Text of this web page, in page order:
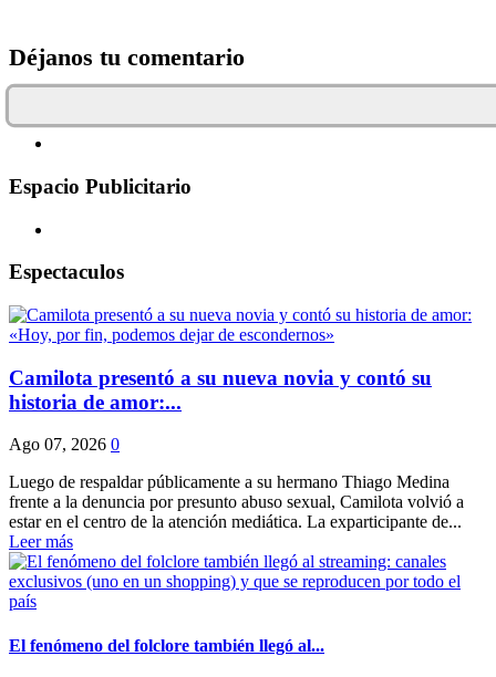
Déjanos tu comentario
Espacio Publicitario
Espectaculos
Camilota presentó a su nueva novia y contó su
historia de amor:...
Ago 07, 2026 0
Luego de respaldar públicamente a su hermano Thiago Medina
frente a la denuncia por presunto abuso sexual, Camilota volvió a
estar en el centro de la atención mediática. La exparticipante de...
Leer más
El fenómeno del folclore también llegó al...